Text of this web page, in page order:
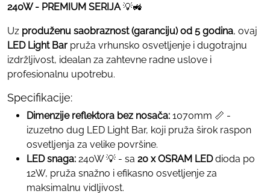
240W - PREMIUM SERIJA 💡🚜
Uz produženu saobraznost (garanciju) od 5 godina, ovaj
LED Light Bar pruža vrhunsko osvetljenje i dugotrajnu
izdržljivost, idealan za zahtevne radne uslove i
profesionalnu upotrebu.
Specifikacije:
Dimenzije reflektora bez nosača: 1070mm 📏 -
izuzetno dug LED Light Bar, koji pruža širok raspon
osvetljenja za velike površine.
LED snaga: 240W 💡 - sa 20 x OSRAM LEDdioda po
12W, pruža snažno i efikasno osvetljenje za
maksimalnu vidljivost.